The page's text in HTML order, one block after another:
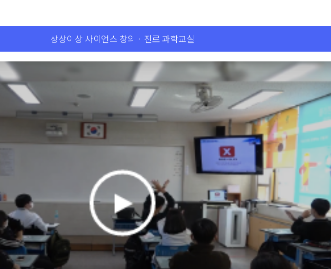
상상이상 사이언스 창의ㆍ진로 과학교실